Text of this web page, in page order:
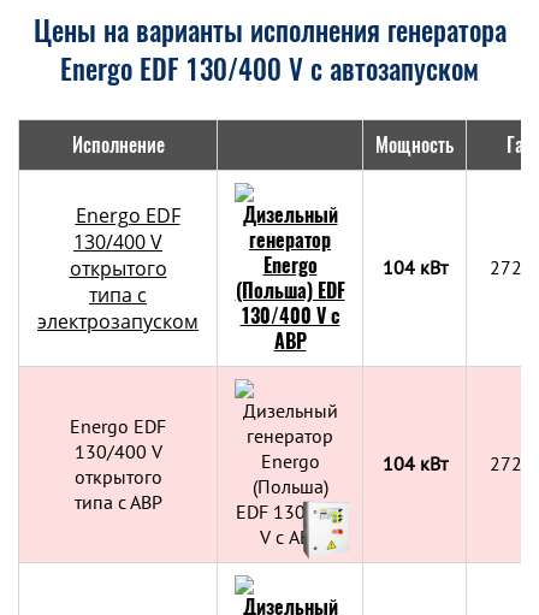
Цены на варианты исполнения генератора
Energo EDF 130/400 V с автозапуском
Исполнение Мощность
Energo EDF
130/400 V
открытого
типа с
электрозапуском
104 кВт
Energo EDF
130/400 V
открытого
типа с АВР
104 кВт